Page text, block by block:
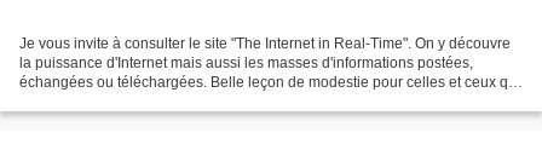
Je vous invite à consulter le site "The Internet in Real-Time". On y découvre
la puissance d'Internet mais aussi les masses d'informations postées,
échangées ou téléchargées. Belle leçon de modestie pour celles et ceux qui